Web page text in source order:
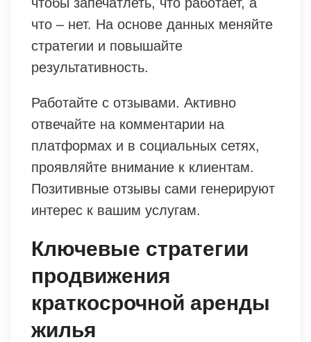
что – нет. На основе данных меняйте
стратегии и повышайте
результативность.
Работайте с отзывами. Активно
отвечайте на комментарии на
платформах и в социальных сетях,
проявляйте внимание к клиентам.
Позитивные отзывы сами генерируют
интерес к вашим услугам.
Ключевые стратегии
продвижения
краткосрочной аренды
жилья